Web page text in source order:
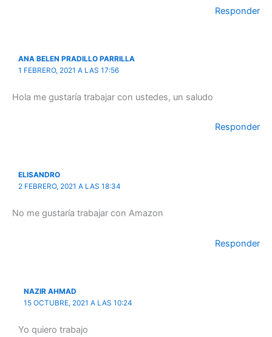
Responder
ANA BELEN PRADILLO PARRILLA
1 FEBRERO, 2021 A LAS 17:56
Hola me gustaría trabajar con ustedes, un saludo
Responder
ELISANDRO
2 FEBRERO, 2021 A LAS 18:34
No me gustaría trabajar con Amazon
Responder
NAZIR AHMAD
15 OCTUBRE, 2021 A LAS 10:24
Yo quiero trabajo